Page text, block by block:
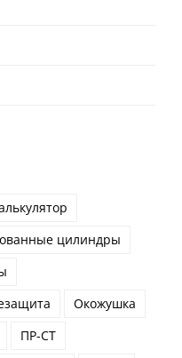
цилиндры
Окожушка
ПР-СТ